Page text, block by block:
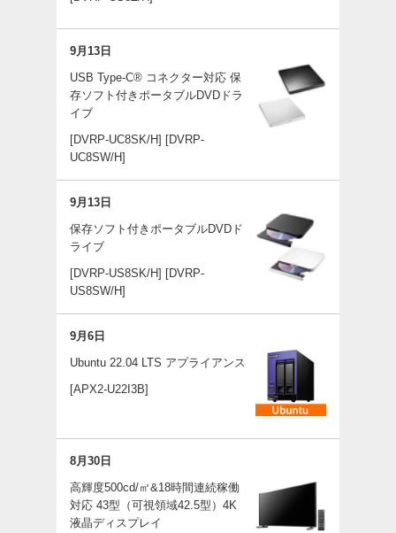
9月13日
USB Type-C® コネクター対応 保
存ソフト付きポータブルDVDドラ
イブ
[DVRP-UC8SK/H] [DVRP-
UC8SW/H]
9月13日
保存ソフト付きポータブルDVDド
ライブ
[DVRP-US8SK/H] [DVRP-
US8SW/H]
9月6日
Ubuntu 22.04 LTS アプライアンス
[APX2-U22I3B]
8月30日
高輝度500cd/㎡&18時間連続稼働
対応 43型（可視領域42.5型）4K
液晶ディスプレイ